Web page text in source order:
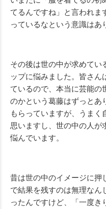
てるんですね」と言われま
っているなという意識はあ
その後は世の中が求めてい
ップに悩みました。皆さん
ているので、本当に芸能の
のかという葛藤はずっとあ
もらっていますが、うまく
思いますし、世の中の人が
悩んでいます。
昔は世の中のイメージに押
で結果を残すのは無理なん
ったんですけど、「一度き